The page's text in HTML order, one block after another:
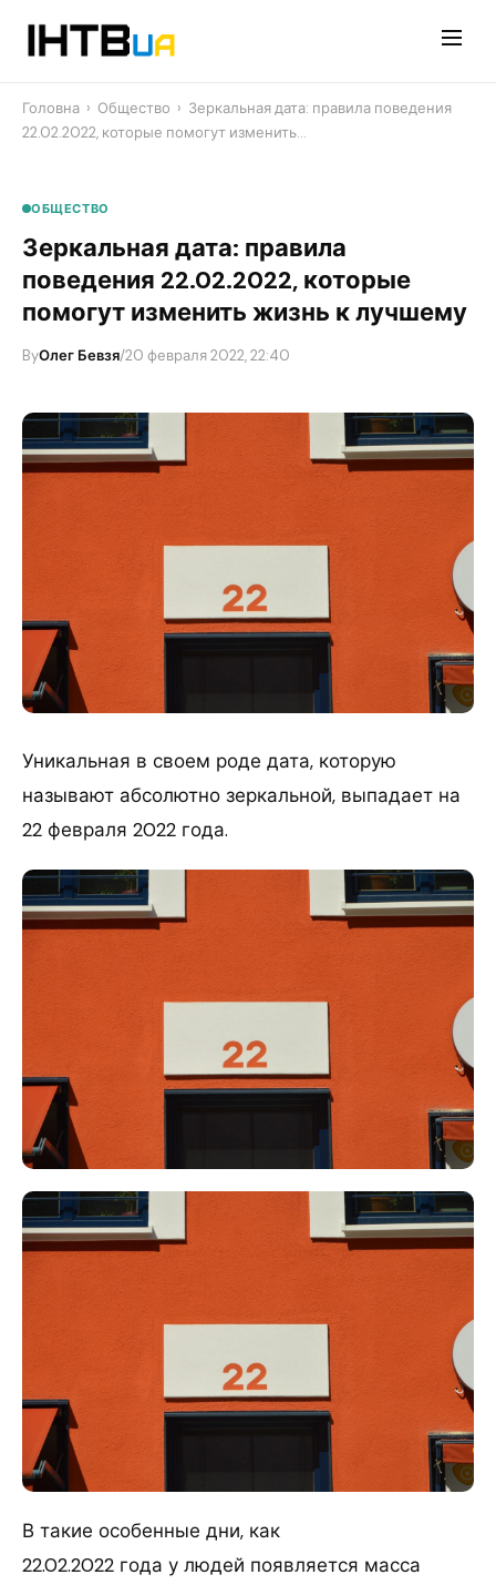
Головна › Общество › Зеркальная дата: правила поведения
22.02.2022, которые помогут изменить…
ОБЩЕСТВО
Зеркальная дата: правила
поведения 22.02.2022, которые
помогут изменить жизнь к лучшему
ByОлег Бевзя/20 февраля 2022, 22:40
Уникальная в своем роде дата, которую
называют абсолютно зеркальной, выпадает на
22 февраля 2022 года.
В такие особенные дни, как
22.02.2022 года у людей появляется масса